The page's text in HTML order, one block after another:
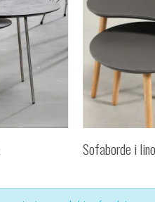
Sofaborde i